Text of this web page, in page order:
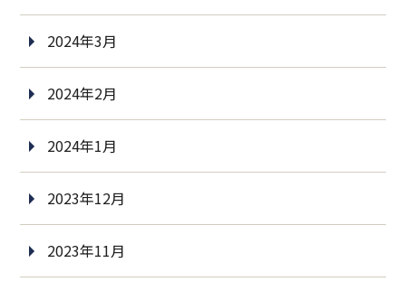
2024年3月
2024年2月
2024年1月
2023年12月
2023年11月